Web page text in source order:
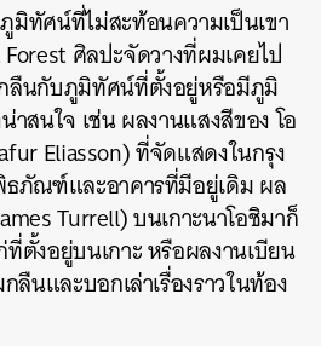
มิทัศน์ที่ไม่สะท้อนความเป็นเขา
ศิลปะจัดวางที่ผมเคยไป
ลืนกับภูมิทัศน์ที่ตั้งอยู่หรือมีภูมิ
าสนใจ เช่น ผลงานแสงสีของ โอ
Eliasson) ที่จัดแสดงในกรุง
ธภัณฑ์และอาคารที่มีอยู่เดิม ผล
Turrell) บนเกาะนาโอชิมาก็
ตั้งอยู่บนเกาะ หรือผลงานเบียน
ลืนและบอกเล่าเรื่องราวในท้อง